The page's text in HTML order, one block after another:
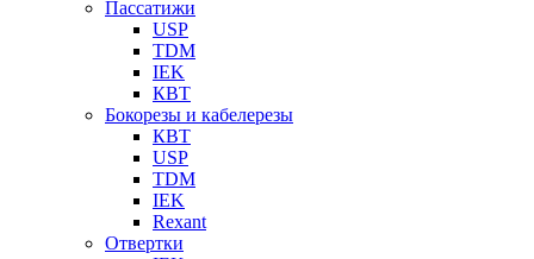
Пассатижи
USP
TDM
IEK
КВТ
Бокорезы и кабелерезы
КВТ
USP
TDM
IEK
Rexant
Отвертки